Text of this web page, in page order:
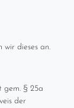
wir dieses an.
gem. § 25a
der